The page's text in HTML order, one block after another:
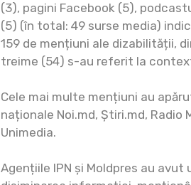
(3), pagini Facebook (5),
(5) (în total: 49 surse media)
159 de mențiuni ale dizabilității,
treime (54) s-au referit la
Cele mai multe mențiuni au
naționale Noi.md, Știri.md, Radio
Unimedia.
Agențiile IPN și Moldpres au